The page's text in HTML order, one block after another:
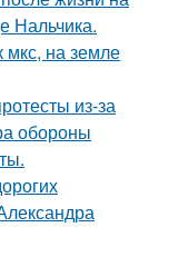
Нальчика.
мкс, на земле
из-за
обороны